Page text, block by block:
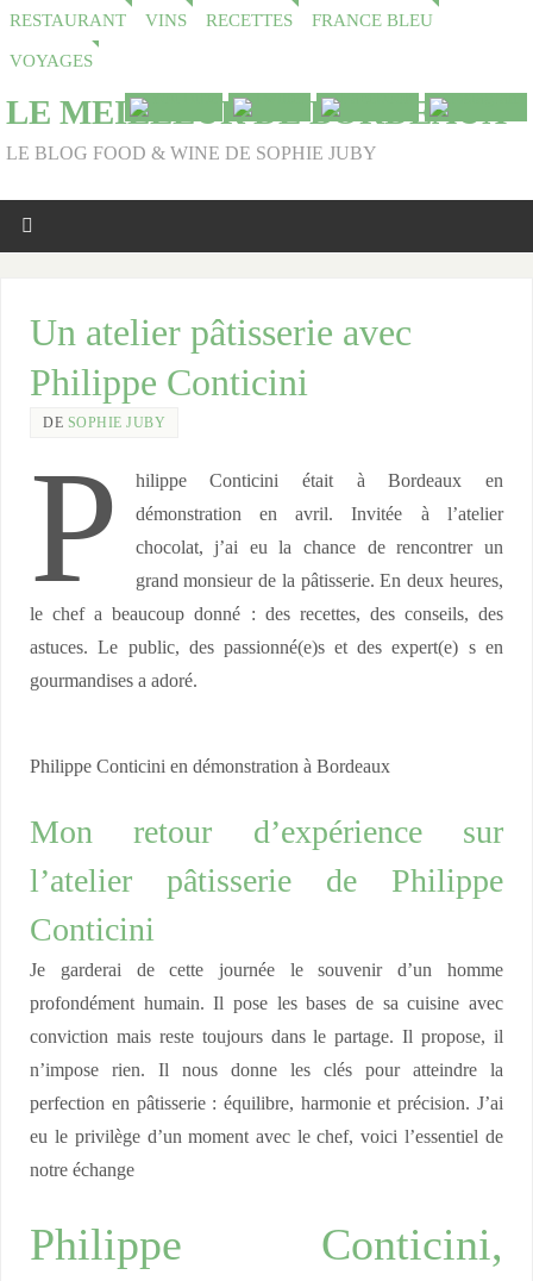
RESTAURANT VINS RECETTES FRANCE BLEU
VOYAGES
LE MEILLEUR DE BORDEAUX
LE BLOG FOOD & WINE DE SOPHIE JUBY
Un atelier pâtisserie avec
Philippe Conticini
DE SOPHIE JUBY
P
hilippe Conticini était à Bordeaux en
démonstration en avril. Invitée à l’atelier
chocolat, j’ai eu la chance de rencontrer un
grand monsieur de la pâtisserie. En deux heures,
le chef a beaucoup donné : des recettes, des conseils, des
astuces. Le public, des passionné(e)s et des expert(e) s en
gourmandises a adoré.
Philippe Conticini en démonstration à Bordeaux
Mon retour d’expérience sur
l’atelier pâtisserie de Philippe
Conticini
Je garderai de cette journée le souvenir d’un homme
profondément humain. Il pose les bases de sa cuisine avec
conviction mais reste toujours dans le partage. Il propose, il
n’impose rien. Il nous donne les clés pour atteindre la
perfection en pâtisserie : équilibre, harmonie et précision. J’ai
eu le privilège d’un moment avec le chef, voici l’essentiel de
notre échange
Philippe Conticini,